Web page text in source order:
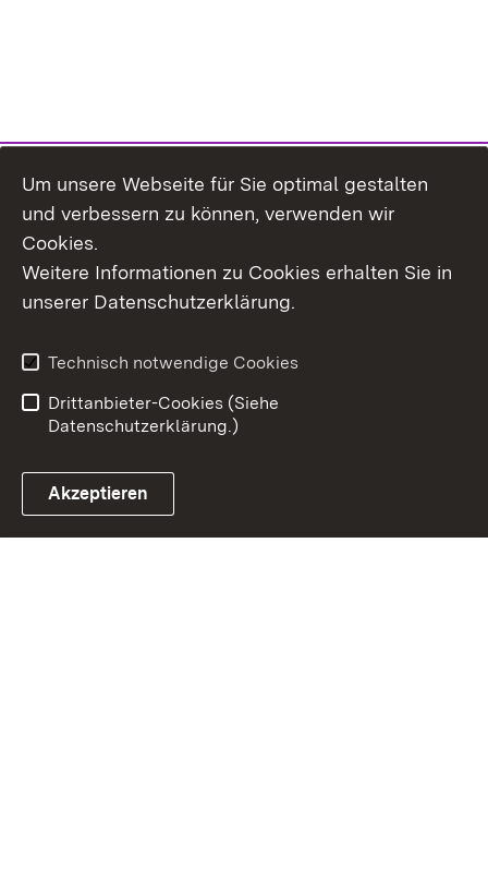
Erklärung zur
Benutzungshinweise
Um unsere Webseite für Sie optimal gestalten
und verbessern zu können, verwenden wir
Cookies.
Weitere Informationen zu Cookies erhalten Sie in
unserer Datenschutzerklärung.
Technisch notwendige Cookies
Drittanbieter-Cookies (Siehe
Datenschutzerklärung.)
Akzeptieren